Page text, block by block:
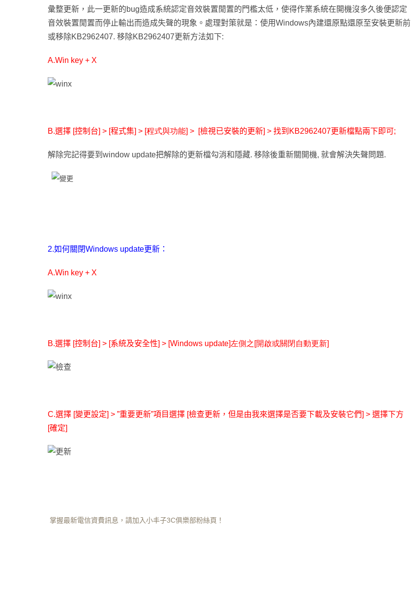
彙整更新，此一更新的bug造成系統認定音效裝置閒置的門檻太低，使得作業系統在開機沒多久後便認定
音效裝置閒置而停止輸出而造成失聲的現象。處理對策就是：使用Windows內建還原點還原至安裝更新前
或移除KB2962407. 移除KB2962407更新方法如下:
A.Win key + X
B.選擇 [控制台] > [程式集] > [程式與功能] > [檢視已安裝的更新] > 找到 KB2962407更新檔點兩下即可;
解除完記得要到 window update把解除的更新檔勾消和隱藏. 移除後重新關開機, 就會解決失聲問題.
2.如何關閉Windows update更新：
A.Win key + X
B.選擇 [控制台] > [系統及安全性] > [Windows update]左側之[開啟或關閉自動更新]
C.選擇 [變更設定] > ”重要更新”項目選擇 [檢查更新，但是由我來選擇是否要下載及安裝它們] > 選擇下方
[確定]
掌握最新電信資費訊息，請加入小丰子3C俱樂部粉絲頁！